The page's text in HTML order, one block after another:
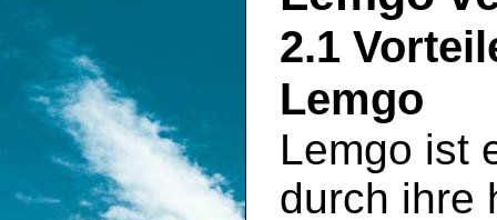
2.1
Lemgo
Lemgo ist
durch ihre